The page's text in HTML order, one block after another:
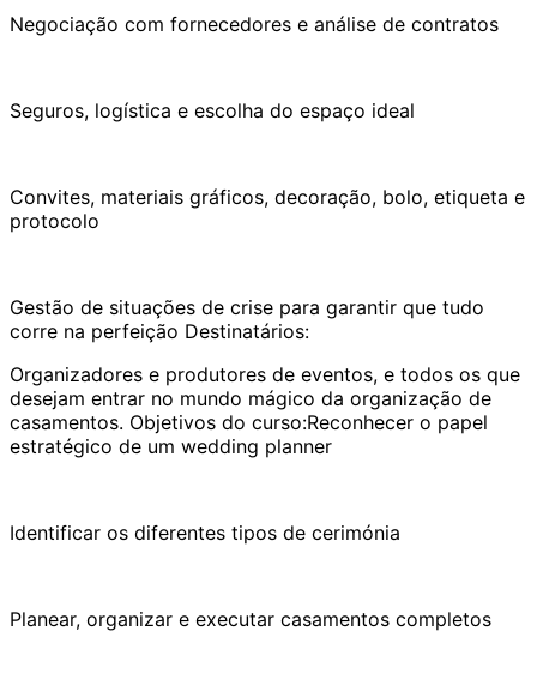
Negociação com fornecedores e análise de contratos
Seguros, logística e escolha do espaço ideal
Convites, materiais gráficos, decoração, bolo, etiqueta e
protocolo
Gestão de situações de crise para garantir que tudo
corre na perfeição Destinatários:
Organizadores e produtores de eventos, e todos os que
desejam entrar no mundo mágico da organização de
casamentos. Objetivos do curso:Reconhecer o papel
estratégico de um wedding planner
Identificar os diferentes tipos de cerimónia
Planear, organizar e executar casamentos completos